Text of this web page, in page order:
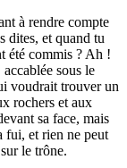
à rendre compte
dites, et quand tu
été commis ? Ah !
sous le
voudrait trouver un
rochers et aux
sa face, mais
fui, et rien ne peut
le trône.